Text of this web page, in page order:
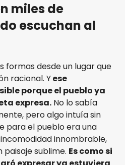
miles de
escuchan al
formas desde un lugar que
racional. Yese
porque el pueblo ya
expresa. No lo sabía
pero algo intuía sin
para el pueblo era una
innombrable,
paisaje sublime. Es como si